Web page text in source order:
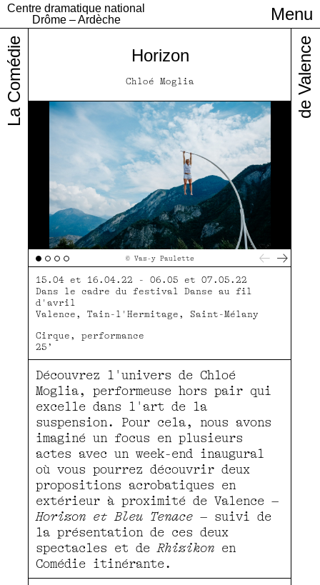
Centre dramatique national
Drôme – Ardèche
Menu
Infos pratiques
Horizon
Chloé Moglia
© Vas-y Paulette
15.04 et 16.04.22 - 06.05 et 07.05.22
Dans le cadre du festival Danse au fil
d'avril
Valence, Tain-l'Hermitage, Saint-Mélany
Cirque, performance
25’
Découvrez l'univers de Chloé
Moglia, performeuse hors pair qui
excelle dans l'art de la
suspension. Pour cela, nous avons
imaginé un focus en plusieurs
actes avec un week-end inaugural
où vous pourrez découvrir deux
propositions acrobatiques en
extérieur à proximité de Valence –
Horizon et Bleu Tenace – suivi de
la présentation de ces deux
spectacles et de Rhizikon en
Comédie itinérante.
La Comédie de Valence